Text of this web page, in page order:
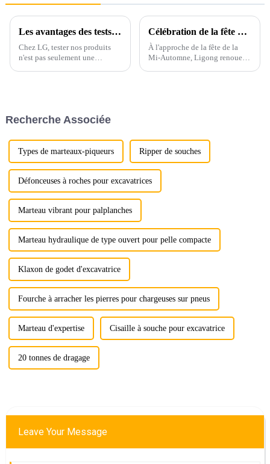
Les avantages des tests de ressuage : garantir la durabilité et la sécurité
Chez LG, tester nos produits
n'est pas seulement une
éprouvée pour détecter les
Célébration de la fête de la mi-automne à Ligong : embrasser la tradition et la gratitude
À l'approche de la fête de la
Mi-Automne, Ligong renoue
Recherche Associée
Types de marteaux-piqueurs Ripper de souches
Défonceuses à roches pour excavatrices
Marteau vibrant pour palplanches
Marteau hydraulique de type ouvert pour pelle compacte
Klaxon de godet d'excavatrice
Fourche à arracher les pierres pour chargeuses sur pneus
Marteau d'expertise Cisaille à souche pour excavatrice
20 tonnes de dragage
Leave Your Message